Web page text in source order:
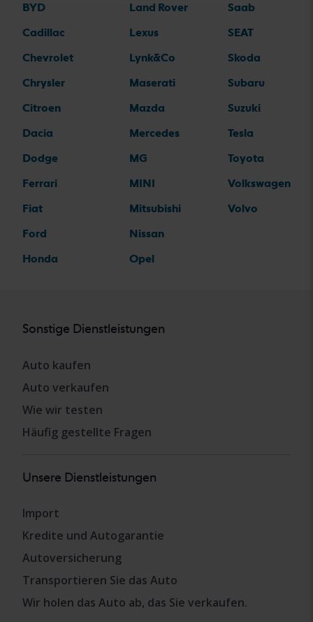
BYD
Cadillac
Chevrolet
Chrysler
Citroen
Dacia
Dodge
Ferrari
Fiat
Ford
Honda
Land Rover
Lexus
Lynk&Co
Maserati
Mazda
Mercedes
MG
MINI
Mitsubishi
Nissan
Opel
Saab
SEAT
Skoda
Subaru
Suzuki
Tesla
Toyota
Volkswagen
Volvo
Sonstige Dienstleistungen
Auto kaufen
Auto verkaufen
Wie wir testen
Häufig gestellte Fragen
Unsere Dienstleistungen
Import
Kredite und Autogarantie
Autoversicherung
Transportieren Sie das Auto
Wir holen das Auto ab, das Sie verkaufen.